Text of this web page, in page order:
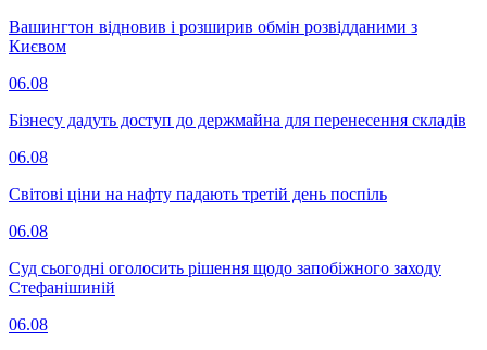
Вашингтон відновив і розширив обмін розвідданими з
Києвом
06.08
Бізнесу дадуть доступ до держмайна для перенесення складів
06.08
Світові ціни на нафту падають третій день поспіль
06.08
Суд сьогодні оголосить рішення щодо запобіжного заходу
Стефанішиній
06.08